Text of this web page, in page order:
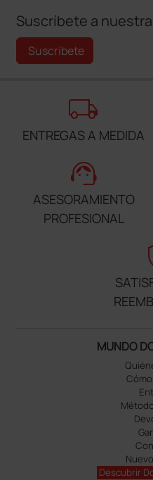
Suscríbete a
Suscríbete
local_shipping
ENTREGAS A MEDIDA
support_agent
ASESORAMIENTO
PROFESIONAL
MUNDO
Descubrir